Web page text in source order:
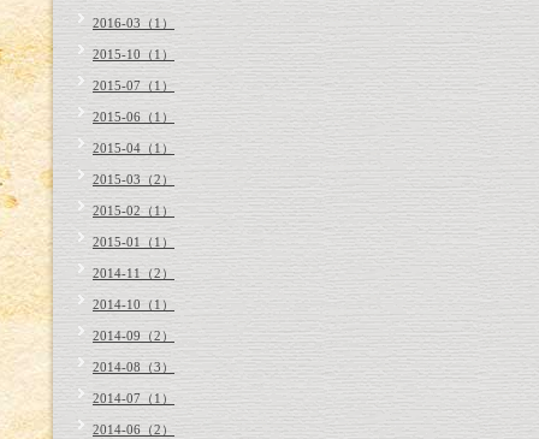
2016-03（1）
2015-10（1）
2015-07（1）
2015-06（1）
2015-04（1）
2015-03（2）
2015-02（1）
2015-01（1）
2014-11（2）
2014-10（1）
2014-09（2）
2014-08（3）
2014-07（1）
2014-06（2）